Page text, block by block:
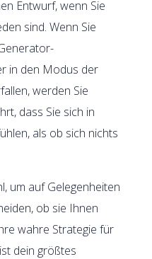
Entwurf, wenn Sie
sind. Wenn Sie
in den Modus der
werden Sie
dass Sie sich in
als ob sich nichts
um auf Gelegenheiten
ob sie Ihnen
wahre Strategie für
dein größtes